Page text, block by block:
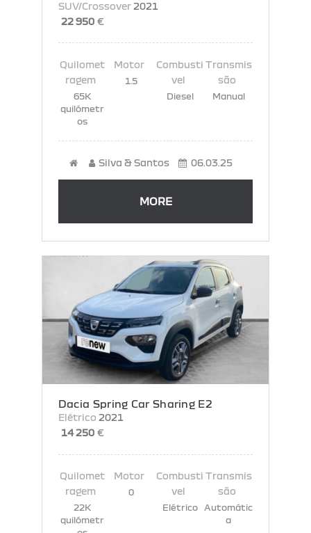
SUV/Crossover 2021
22 950 €
65K
quilómetr
os
1.5
Diesel
Manual
Silva & Santos 06.03.25
MORE
Dacia Spring Car Sharing E2
Elétrico 2021
14 250 €
22K
quilómetr
0
Elétrico
Automátic
a